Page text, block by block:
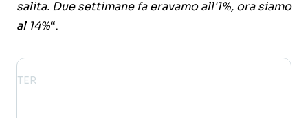
salita. Due settimane fa eravamo all'1%, ora siamo
al 14%“.